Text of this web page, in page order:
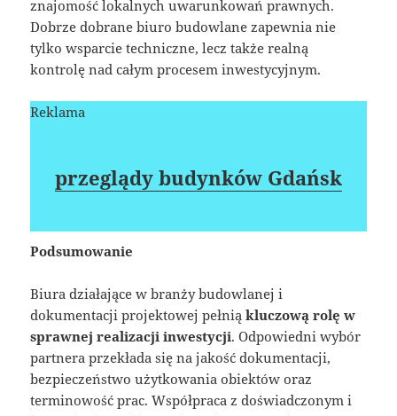
znajomość lokalnych uwarunkowań prawnych.
Dobrze dobrane biuro budowlane zapewnia nie
tylko wsparcie techniczne, lecz także realną
kontrolę nad całym procesem inwestycyjnym.
Reklama
przeglądy budynków Gdańsk
Podsumowanie
Biura działające w branży budowlanej i
dokumentacji projektowej pełniąkluczową rolę w
sprawnej realizacji inwestycji. Odpowiedni wybór
partnera przekłada się na jakość dokumentacji,
bezpieczeństwo użytkowania obiektów oraz
terminowość prac. Współpraca z doświadczonym i